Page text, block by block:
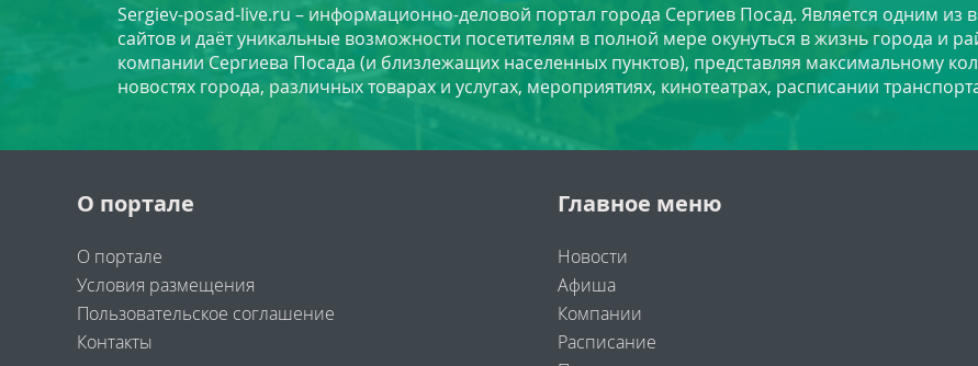
Sergiev-posad-live.ru – информационно-деловой портал города Сергиев Посад. Является одним из
сайтов и даёт уникальные возможности посетителям в полной мере окунуться в жизнь города и
компании Сергиева Посада (и близлежащих населенных пунктов), представляя максимальному
новостях города, различных товарах и услугах, мероприятиях, кинотеатрах, расписании
О портале
О портале
Условия размещения
Пользовательское соглашение
Контакты
Главное меню
Новости
Афиша
Компании
Расписание